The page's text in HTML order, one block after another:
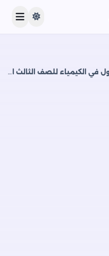
نموذج الامتحان الاسترشادي الأول في الكيمياء للصف الثالث الثانوي 2025 بصيغة PDF من وزارة التربية والتعليم (امتحان الكيمياء التجريبي)